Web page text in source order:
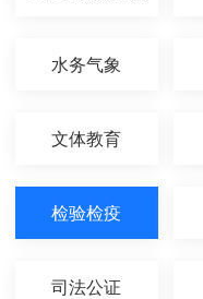
水务气象
文体教育
检验检疫
司法公证